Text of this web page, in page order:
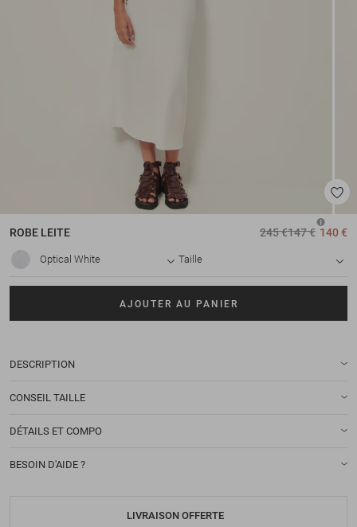
ROBE LEITE 245 €147 € 140 €
Optical White Taille
AJOUTER AU PANIER
DESCRIPTION
CONSEIL TAILLE
DÉTAILS ET COMPO
BESOIN D'AIDE ?
LIVRAISON OFFERTE